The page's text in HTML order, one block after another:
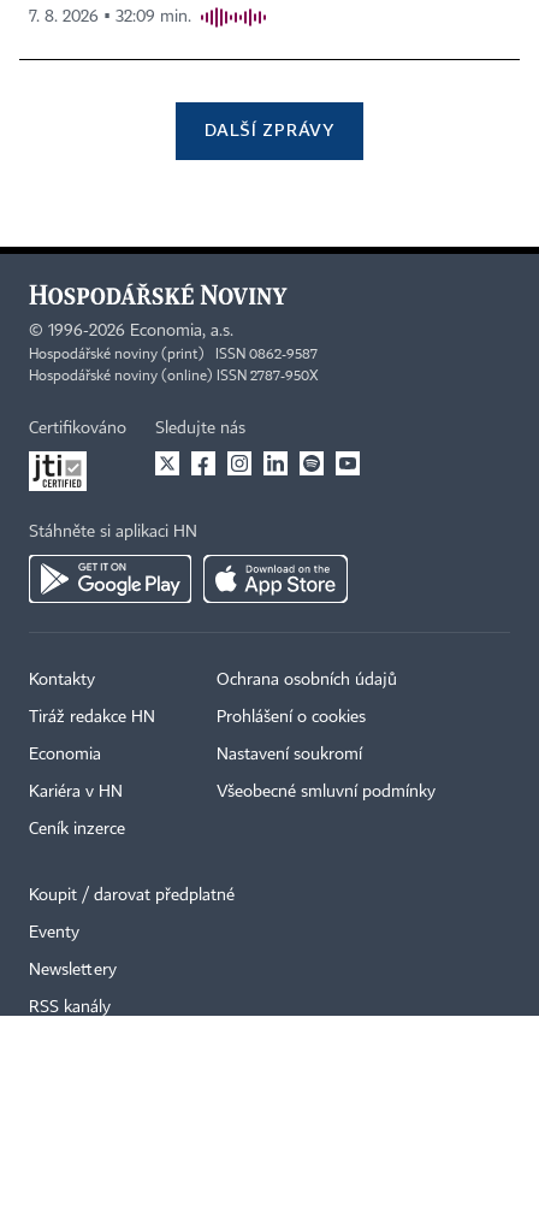
7. 8. 2026 ▪ 32:09 min.
DALŠÍ ZPRÁVY
© 1996-2026 Economia, a.s.
Hospodářské noviny (print) ISSN 0862-9587
Hospodářské noviny (online) ISSN 2787-950X
Certifikováno Sledujte nás
Stáhněte si aplikaci HN
Kontakty
Tiráž redakce HN
Economia
Kariéra v HN
Ceník inzerce
Ochrana osobních údajů
Prohlášení o cookies
Nastavení soukromí
Všeobecné smluvní podmínky
Koupit / darovat předplatné
Eventy
Newslettery
RSS kanály